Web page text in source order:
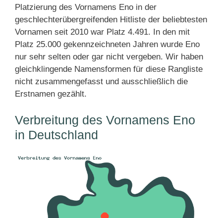
Platzierung des Vornamens Eno in der
geschlechterübergreifenden Hitliste der beliebtesten
Vornamen seit 2010 war Platz 4.491. In den mit
Platz 25.000 gekennzeichneten Jahren wurde Eno
nur sehr selten oder gar nicht vergeben. Wir haben
gleichklingende Namensformen für diese Rangliste
nicht zusammengefasst und ausschließlich die
Erstnamen gezählt.
Verbreitung des Vornamens Eno
in Deutschland